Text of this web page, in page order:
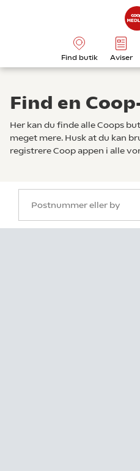
Find butik Aviser
Find en
Her kan du finde alle Coops
meget mere. Husk at du kan
registrere Coop appen i alle